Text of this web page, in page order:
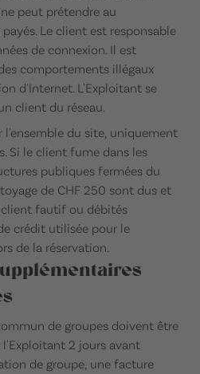
peut prétendre au
Le client est responsable
de connexion. Il est
comportements illégaux
d'Internet. L'Exploitant se
client du réseau.
l'ensemble du site, uniquement
Si le client fume dans les
publiques fermées du
de CHF 250 sont dus et
fautif ou débités
crédit utilisée pour le
de la réservation.
de groupes doivent être
2 jours avant
de groupe, une facture